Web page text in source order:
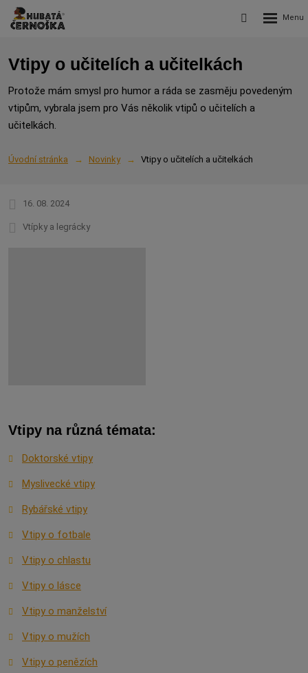
Vyhledávání
Rozbalení
Vtipy o učitelích a učitelkách
Protože mám smysl pro humor a ráda se zasměju povedeným
vtipům, vybrala jsem pro Vás několik vtipů o učitelích a
učitelkách.
Úvodní stránka Novinky Vtipy o učitelích a učitelkách
16. 08. 2024
Vtípky a legrácky
Vtipy na různá témata:
Doktorské vtipy
Myslivecké vtipy
Rybářské vtipy
Vtipy o fotbale
Vtipy o chlastu
Vtipy o lásce
Vtipy o manželství
Vtipy o mužích
Vtipy o penězích